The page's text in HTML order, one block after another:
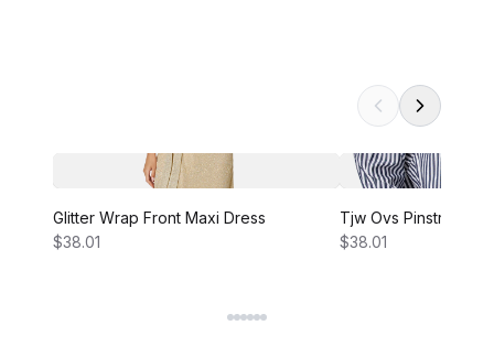
Glitter Wrap Front Maxi Dress
$38.01
Tjw Ovs Pinstripe
$38.01